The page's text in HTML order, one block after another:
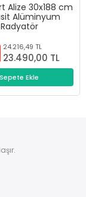
Alize 30x188 cm
Alüminyum
Radyatör
24.216,49 TL
23.490,00 TL
Sepete Ekle